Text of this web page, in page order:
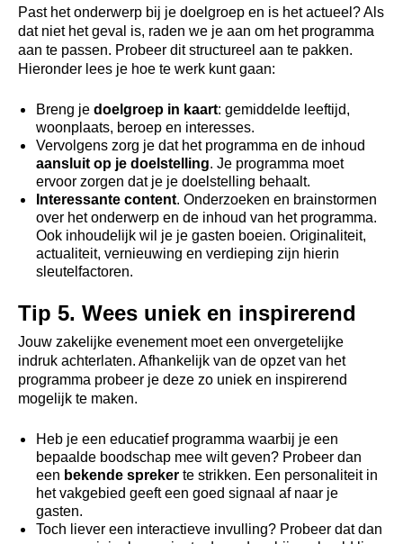
Past het onderwerp bij je doelgroep en is het actueel? Als
dat niet het geval is, raden we je aan om het programma
aan te passen. Probeer dit structureel aan te pakken.
Hieronder lees je hoe te werk kunt gaan:
Breng je doelgroep in kaart: gemiddelde leeftijd,
woonplaats, beroep en interesses.
Vervolgens zorg je dat het programma en de inhoud
aansluit op je doelstelling. Je programma moet
ervoor zorgen dat je je doelstelling behaalt.
Interessante content. Onderzoeken en brainstormen
over het onderwerp en de inhoud van het programma.
Ook inhoudelijk wil je je gasten boeien. Originaliteit,
actualiteit, vernieuwing en verdieping zijn hierin
sleutelfactoren.
Tip 5. Wees uniek en inspirerend
Jouw zakelijke evenement moet een onvergetelijke
indruk achterlaten. Afhankelijk van de opzet van het
programma probeer je deze zo uniek en inspirerend
mogelijk te maken.
Heb je een educatief programma waarbij je een
bepaalde boodschap mee wilt geven? Probeer dan
een bekende spreker te strikken. Een personaliteit in
het vakgebied geeft een goed signaal af naar je
gasten.
Toch liever een interactieve invulling? Probeer dat dan